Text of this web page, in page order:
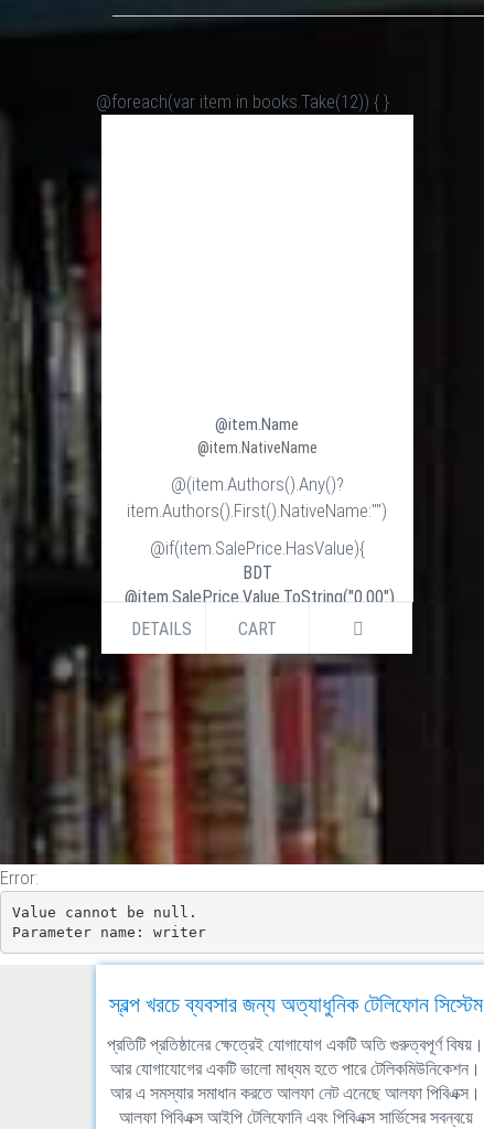
@foreach(var item in books.Take(12)) { }
@item.Name
@item.NativeName
@(item.Authors().Any()?
item.Authors().First().NativeName:"")
@if(item.SalePrice.HasValue){
BDT
@item.SalePrice.Value.ToString("0.00")
BDT
}else if (item.ListPrice.HasValue) {
@item.ListPrice.Value.ToString("0.00")
DETAILS CART
Error:
Value cannot be null.
Parameter name: writer
স্বল্প খরচে ব্যবসার জন্য অত্যাধুনিক টেলিফোন সিস্টেম
প্রতিটি প্রতিষ্ঠানের ক্ষেত্রেই যোগাযোগ একটি অতি গুরুত্বপূর্ণ বিষয়।
আর যোগাযোগের একটি ভালো মাধ্যম হতে পারে টেলিকমিউনিকেশন।
আর এ সমস্যার সমাধান করতে আলফা নেট এনেছে আলফা পিবিএক্স।
আলফা পিবিএক্স আইপি টেলিফোনি এবং পিবিএক্স সার্ভিসের সবন্বয়ে